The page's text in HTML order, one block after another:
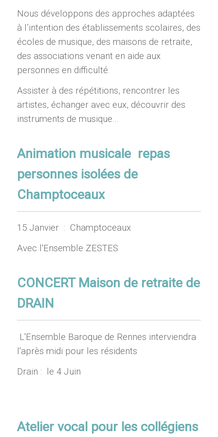
Nous développons des approches adaptées
à l’intention des établissements scolaires, des
écoles de musique, des maisons de retraite,
des associations venant en aide aux
personnes en difficulté.
Assister à des répétitions, rencontrer les
artistes, échanger avec eux, découvrir des
instruments de musique…
Animation musicale repas
personnes isolées de
Champtoceaux
15 Janvier : Champtoceaux
Avec l'Ensemble ZESTES
CONCERT Maison de retraite de
DRAIN
L'Ensemble Baroque de Rennes interviendra
l'après midi pour les résidents
Drain : le 4 Juin
Atelier vocal pour les collégiens